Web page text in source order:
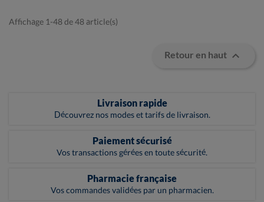
Affichage 1-48 de 48 article(s)
Retour en haut 
Livraison rapide
Découvrez nos modes et tarifs de livraison.
Paiement sécurisé
Vos transactions gérées en toute sécurité.
Pharmacie française
Vos commandes validées par un pharmacien.